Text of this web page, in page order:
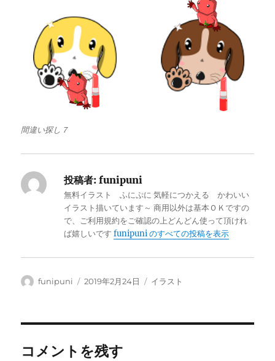
間違い探し７
投稿者: funipuni
無料イラスト ふにぷに 気軽につかえる かわいい
イラスト描いています～ 商用以外は基本ＯＫですの
で、ご利用規約をご確認の上どんどん使って頂けれ
ば嬉しいですfunipuni のすべての投稿を表示
投
funipuni
投
2019年2月24日
カ
イラスト
コメントを残す